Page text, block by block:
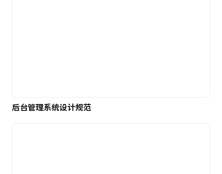
后台管理系统设计规范